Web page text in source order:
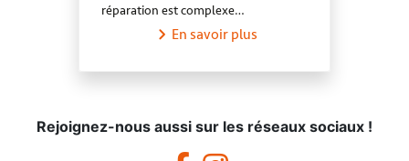
réparation est complexe…
En savoir plus
Rejoignez-nous aussi sur les réseaux sociaux !